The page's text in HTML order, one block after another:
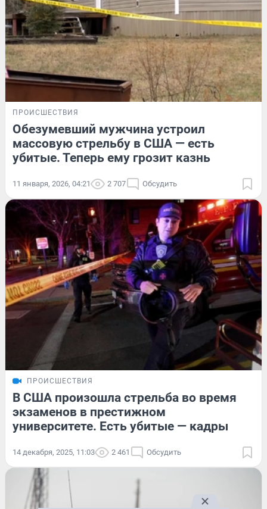
ПРОИСШЕСТВИЯ
Обезумевший мужчина устроил
массовую стрельбу в США — есть
убитые. Теперь ему грозит казнь
11 января, 2026, 04:21 2 707 Обсудить
ПРОИСШЕСТВИЯ
В США произошла стрельба во время
экзаменов в престижном
университете. Есть убитые — кадры
14 декабря, 2025, 11:03 2 461 Обсудить